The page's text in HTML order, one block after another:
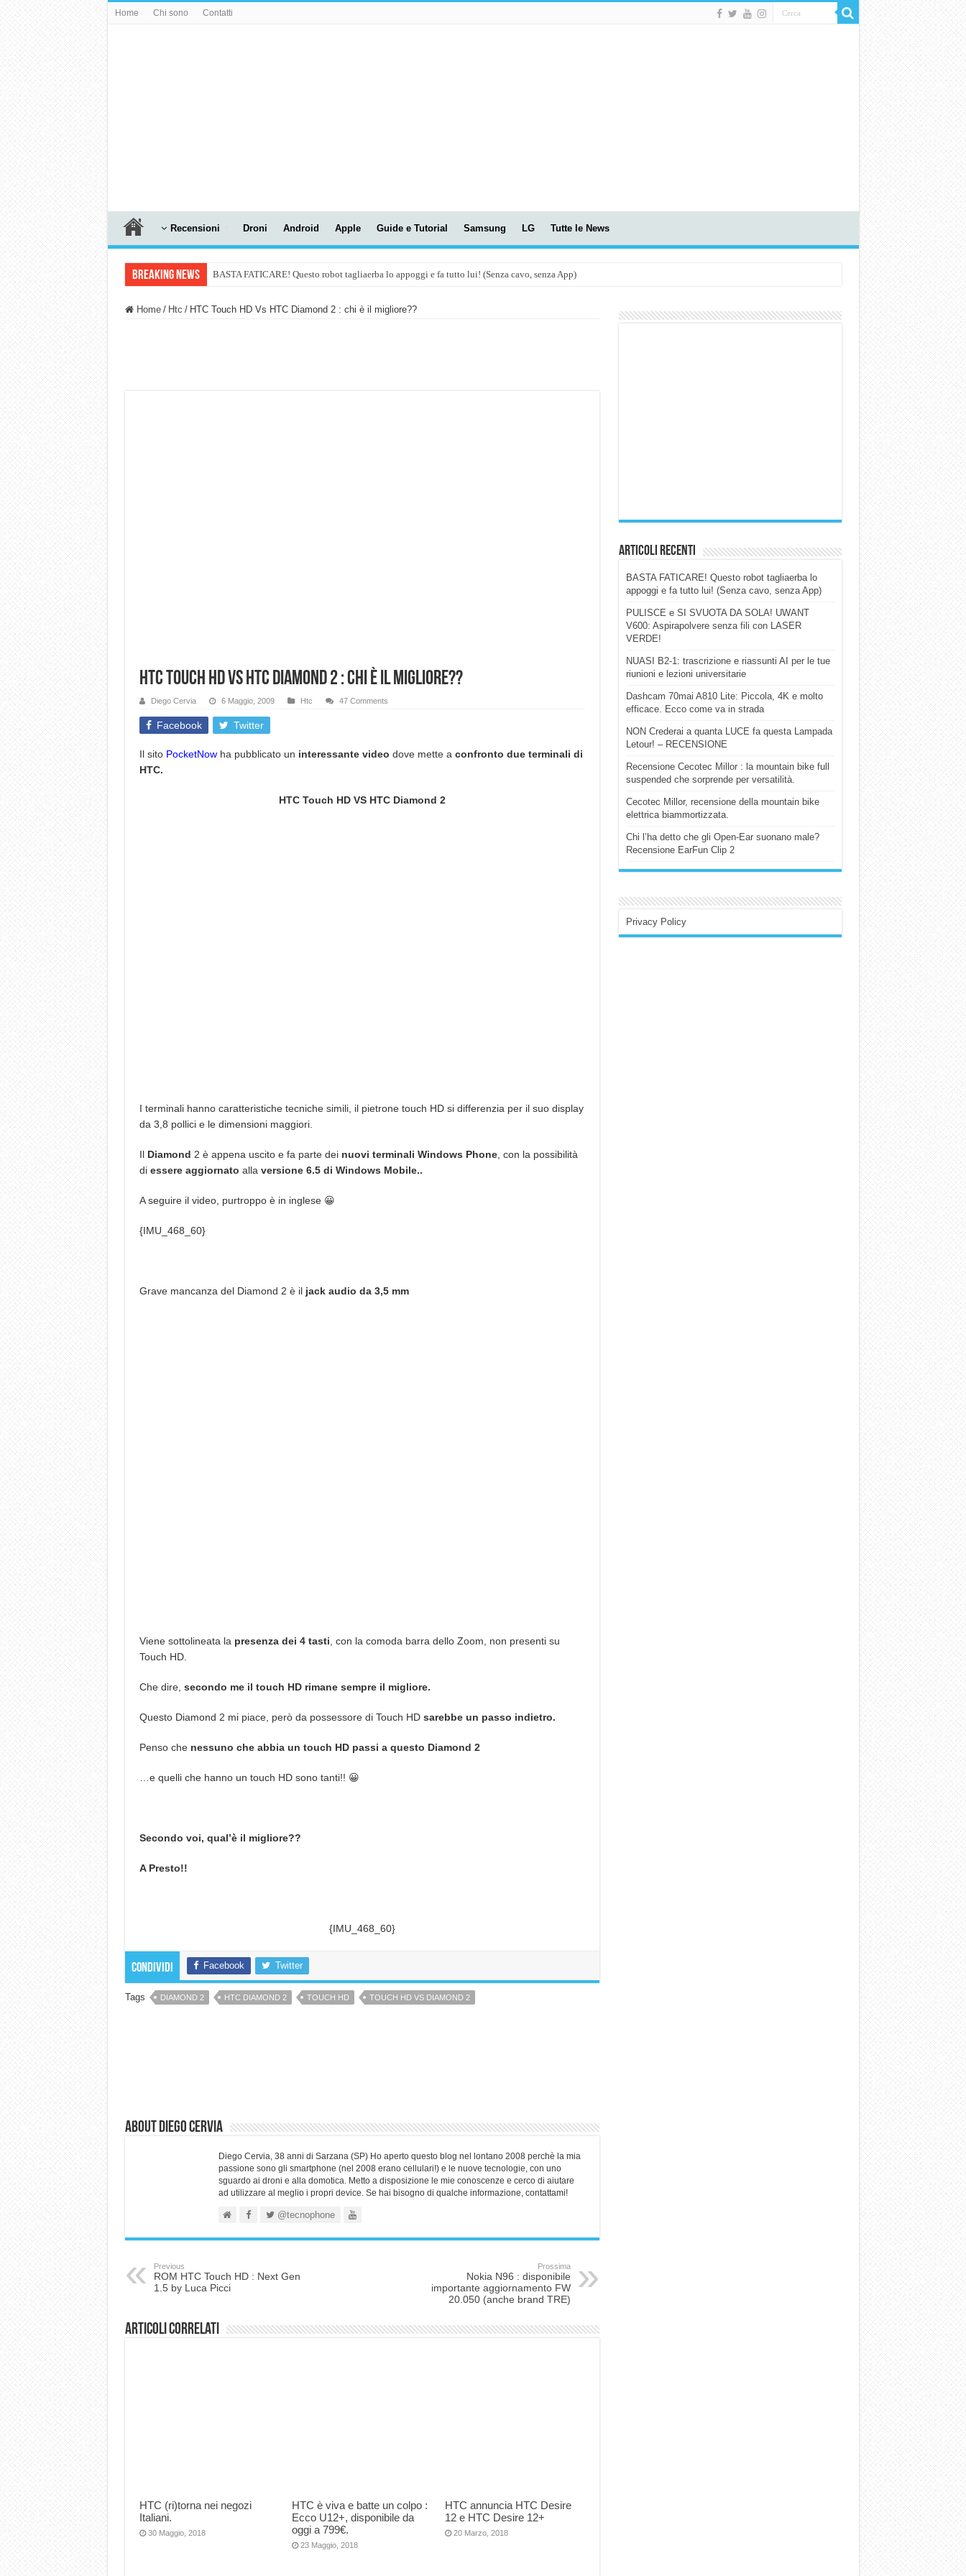
Home Chi sono Contatti
Recensioni Droni Android Apple Guide e Tutorial Samsung LG Tutte le News
Breaking News BASTA FATICARE! Questo robot tagliaerba lo appoggi e fa tutto lui! (Senza cavo, senza App)
Home / Htc / HTC Touch HD Vs HTC Diamond 2 : chi è il migliore??
HTC Touch HD Vs HTC Diamond 2 : chi è il migliore??
Diego Cervia 6 Maggio, 2009 Htc 47 Comments
Facebook Twitter
Il sito PocketNowha pubblicato un interessante video dove mette a confronto due terminali di
HTC.
HTC Touch HD VS HTC Diamond 2
I terminali hanno caratteristiche tecniche simili, il pietrone touch HD si differenzia per il suo display
da 3,8 pollici e le dimensioni maggiori.
IlDiamond 2 è appena uscito e fa parte dei nuovi terminali Windows Phone, con la possibilità
di essere aggiornato alla versione 6.5 di Windows Mobile..
A seguire il video, purtroppo è in inglese 😀
{IMU_468_60}
Grave mancanza del Diamond 2 è il jack audio da 3,5 mm
Viene sottolineata la presenza dei 4 tasti , con la comoda barra dello Zoom, non presenti su
Touch HD.
Che dire, secondo me il touch HD rimane sempre il migliore.
Questo Diamond 2 mi piace, però da possessore di Touch HD sarebbe un passo indietro.
Penso che nessuno che abbia un touch HD passi a questo Diamond 2
…e quelli che hanno un touch HD sono tanti!! 😀
Secondo voi, qual’è il migliore??
A Presto!!
{IMU_468_60}
Condividi Facebook Twitter
Tags DIAMOND 2 HTC DIAMOND 2 TOUCH HD TOUCH HD VS DIAMOND 2
About Diego Cervia
Diego Cervia, 38 anni di Sarzana (SP) Ho aperto questo blog nel lontano 2008 perchè la mia
passione sono gli smartphone (nel 2008 erano cellulari!) e le nuove tecnologie, con uno
sguardo ai droni e alla domotica. Metto a disposizione le mie conoscenze e cerco di aiutare
ad utilizzare al meglio i propri device. Se hai bisogno di qualche informazione, contattami!
@tecnophone
Previous
ROM HTC Touch HD : Next Gen
1.5 by Luca Picci
Prossima
Nokia N96 : disponibile
importante aggiornamento FW
20.050 (anche brand TRE)
Articoli correlati
HTC (ri)torna nei negozi
Italiani.
30 Maggio, 2018
HTC è viva e batte un colpo :
Ecco U12+, disponibile da
oggi a 799€.
23 Maggio, 2018
HTC annuncia HTC Desire
12 e HTC Desire 12+
20 Marzo, 2018
Articoli Recenti
BASTA FATICARE! Questo robot tagliaerba lo
appoggi e fa tutto lui! (Senza cavo, senza App)
PULISCE e SI SVUOTA DA SOLA! UWANT
V600: Aspirapolvere senza fili con LASER
VERDE!
NUASI B2-1: trascrizione e riassunti AI per le tue
riunioni e lezioni universitarie
Dashcam 70mai A810 Lite: Piccola, 4K e molto
efficace. Ecco come va in strada
NON Crederai a quanta LUCE fa questa Lampada
Letour! – RECENSIONE
Recensione Cecotec Millor : la mountain bike full
suspended che sorprende per versatilità.
Cecotec Millor, recensione della mountain bike
elettrica biammortizzata.
Chi l’ha detto che gli Open-Ear suonano male?
Recensione EarFun Clip 2
Privacy Policy